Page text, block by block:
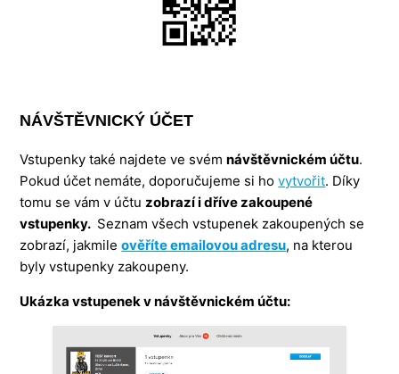
NÁVŠTĚVNICKÝ ÚČET
Vstupenky také najdete ve svémnávštěvnickém účtu.
Pokud účet nemáte, doporučujeme si hovytvořit. Díky
tomu se vám v účtuzobrazí i dříve zakoupené
vstupenky. Seznam všech vstupenek zakoupených se
zobrazí, jakmileověříte emailovou adresu, na kterou
byly vstupenky zakoupeny.
Ukázka vstupenek v návštěvnickém účtu: